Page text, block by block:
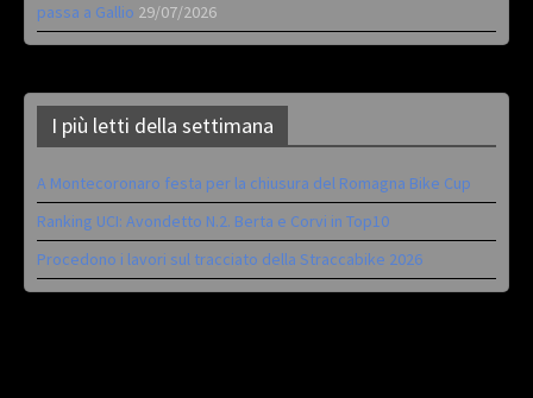
passa a Gallio 29/07/2026
I più letti della settimana
A Montecoronaro festa per la chiusura del Romagna Bike Cup
Ranking UCI: Avondetto N.2. Berta e Corvi in Top10
Procedono i lavori sul tracciato della Straccabike 2026